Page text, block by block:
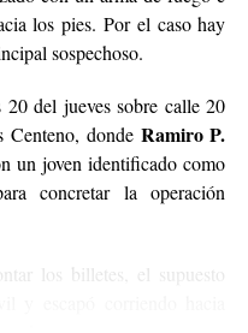
los pies. Por el caso hay
sospechoso.
del jueves sobre calle 20
Centeno, donde Ramiro P.
un joven identificado como
concretar la operación
los billetes, el supuesto